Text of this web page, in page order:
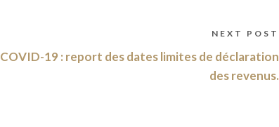
NEXT POST
COVID-19 : report des dates limites de déclaration
des revenus.